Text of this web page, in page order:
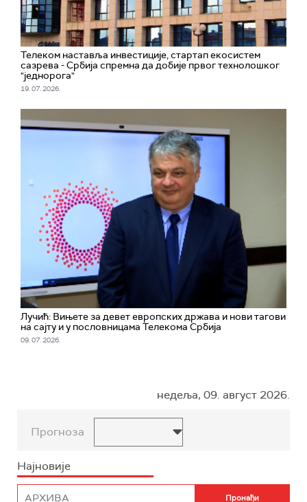
Телеком наставља инвестиције, стартап екосистем
сазрева - Србија спремна да добије првог технолошког
"једнорога"
19. 07. 2026.
Лучић: Вињете за девет европских држава и нови тагови
на сајту и у пословницама Телекома Србија
09. 07. 2026.
недеља, 09. август 2026.
Прогноза
Најновије